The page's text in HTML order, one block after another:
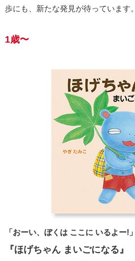
歩にも、新たな発見が待っています。
1歳〜
「おーい、ぼくは ここに いるよー!」
『ほげちゃん まいごになる』